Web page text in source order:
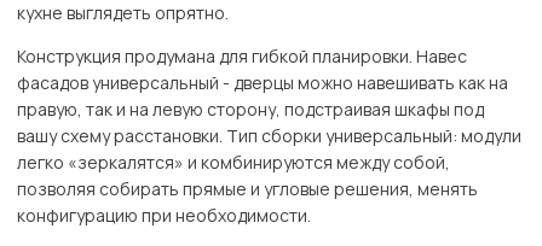
кухне выглядеть опрятно.
Конструкция продумана для гибкой планировки. Навес
фасадов универсальный - дверцы можно навешивать как на
правую, так и на левую сторону, подстраивая шкафы под
вашу схему расстановки. Тип сборки универсальный: модули
легко «зеркалятся» и комбинируются между собой,
позволяя собирать прямые и угловые решения, менять
конфигурацию при необходимости.